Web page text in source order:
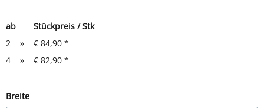
ab
Stückpreis / Stk
2
» € 84,90 *
4
» € 82,90 *
Breite